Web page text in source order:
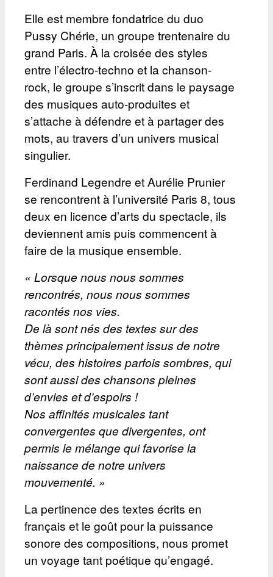
Elle est membre fondatrice du duo
Pussy Chérie, un groupe trentenaire du
grand Paris. À la croisée des styles
entre l’électro-techno et la chanson-
rock, le groupe s’inscrit dans le paysage
des musiques auto-produites et
s’attache à défendre et à partager des
mots, au travers d’un univers musical
singulier.
Ferdinand Legendre et Aurélie Prunier
se rencontrent à l’université Paris 8, tous
deux en licence d’arts du spectacle, ils
deviennent amis puis commencent à
faire de la musique ensemble.
« Lorsque nous nous sommes
rencontrés, nous nous sommes
racontés nos vies.
De là sont nés des textes sur des
thèmes principalement issus de notre
vécu, des histoires parfois sombres, qui
sont aussi des chansons pleines
d’envies et d’espoirs !
Nos affinités musicales tant
convergentes que divergentes, ont
permis le mélange qui favorise la
naissance de notre univers
mouvementé. »
La pertinence des textes écrits en
français et le goût pour la puissance
sonore des compositions, nous promet
un voyage tant poétique qu’engagé.